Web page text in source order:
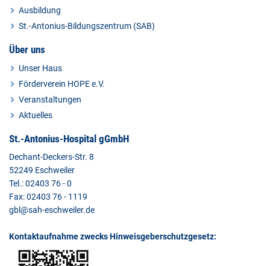
Ausbildung
St.-Antonius-Bildungszentrum (SAB)
Über uns
Unser Haus
Förderverein HOPE e.V.
Veranstaltungen
Aktuelles
St.-Antonius-Hospital gGmbH
Dechant-Deckers-Str. 8
52249 Eschweiler
Tel.: 02403 76 - 0
Fax: 02403 76 - 1119
gbl@sah-eschweiler.de
Kontaktaufnahme zwecks Hinweisgeberschutzgesetz: